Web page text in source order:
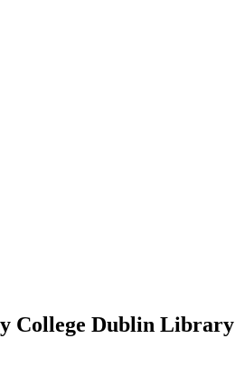
College Dublin Library